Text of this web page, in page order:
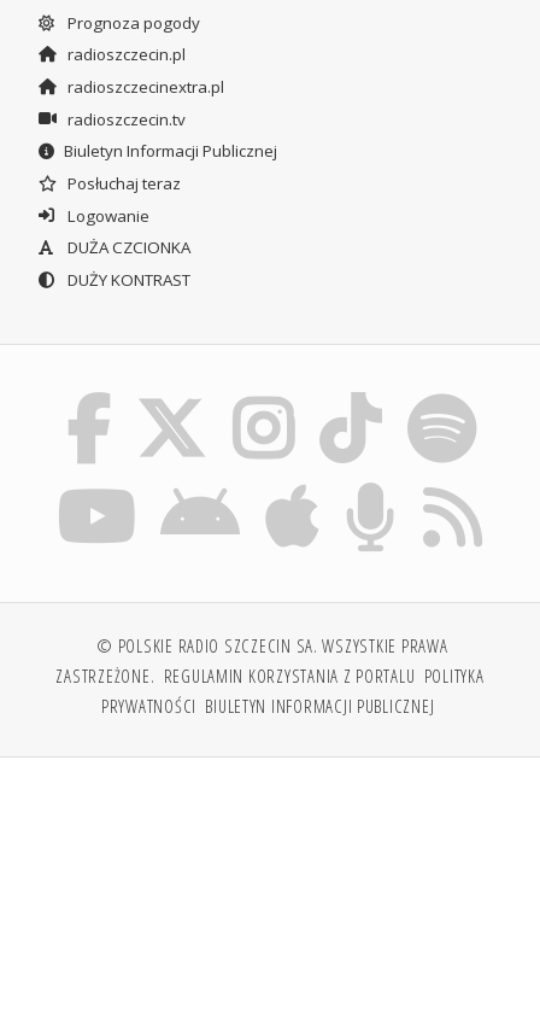
Prognoza pogody
radioszczecin.pl
radioszczecinextra.pl
radioszczecin.tv
Biuletyn Informacji Publicznej
Posłuchaj teraz
Logowanie
DUŻA CZCIONKA
DUŻY KONTRAST
© POLSKIE RADIO SZCZECIN SA. WSZYSTKIE PRAWA
ZASTRZEŻONE. REGULAMIN KORZYSTANIA Z PORTALU POLITYKA
PRYWATNOŚCI BIULETYN INFORMACJI PUBLICZNEJ